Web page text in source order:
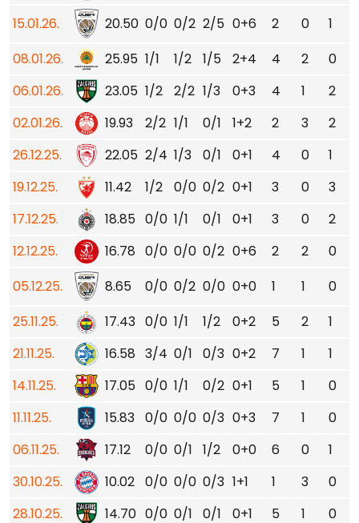
15.01.26.
20.50 0/0 0/2 2/5 0+6 2 0 1
08.01.26.
25.95 1/1 1/2 1/5 2+4 4 2 0
06.01.26.
23.05 1/2 2/2 1/3 0+3 4 1 2
02.01.26.
19.93 2/2 1/1 0/1 1+2 2 3 2
26.12.25.
22.05 2/4 1/3 0/1 0+1 4 0 1
19.12.25.
11.42 1/2 0/0 0/2 0+1 3 0 3
17.12.25.
18.85 0/0 1/1 0/1 0+1 3 0 2
12.12.25.
16.78 0/0 0/0 0/2 0+6 2 2 0
05.12.25.
8.65 0/0 0/2 0/0 0+0 1 1 0
25.11.25.
17.43 0/0 1/1 1/2 0+2 5 2 1
21.11.25.
16.58 3/4 0/1 0/3 0+2 7 1 1
14.11.25.
17.05 0/0 1/1 0/2 0+1 5 1 0
11.11.25.
15.83 0/0 0/0 0/3 0+3 7 1 0
06.11.25.
17.12 0/0 0/1 1/2 0+0 6 0 1
30.10.25.
10.02 0/0 0/0 0/3 1+1 1 3 0
28.10.25.
14.70 0/0 0/1 0/1 0+1 5 1 0